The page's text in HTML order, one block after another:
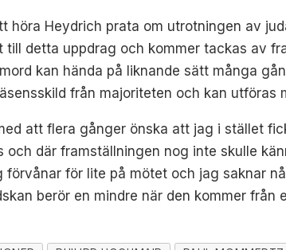
höra Heydrich prata om utrotningen av
detta uppdrag och kommer tackas av
kan hända på liknande sätt många
från majoriteten och kan utföras
att flera gånger önska att jag i stället
och där framställningen nog inte skulle
för lite på mötet och jag saknar
berör en mindre när den kommer från